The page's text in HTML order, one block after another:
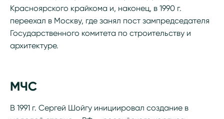
Красноярского крайкома и, наконец, в 1990 г.
переехал в Москву, где занял пост зампредседателя
Государственного комитета по строительству и
архитектуре.
МЧС
В 1991 г. Сергей Шойгу инициировал создание в